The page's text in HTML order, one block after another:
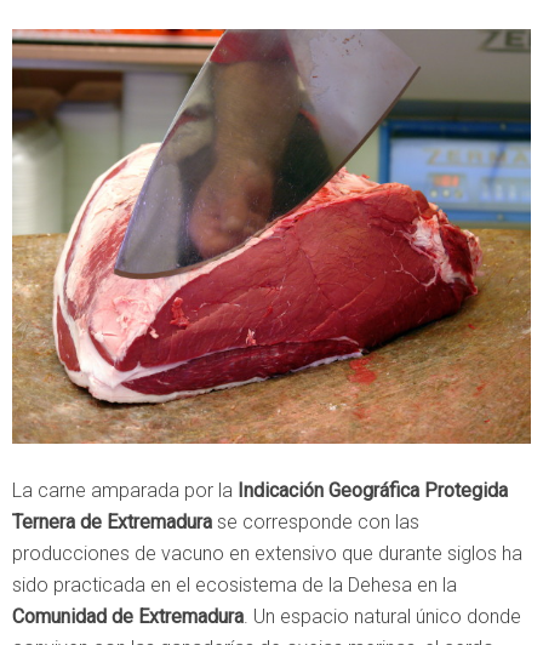
La carne amparada por la Indicación Geográfica Protegida
Ternera de Extremadura se corresponde con las
producciones de vacuno en extensivo que durante siglos ha
sido practicada en el ecosistema de la Dehesa en la
Comunidad de Extremadura. Un espacio natural único donde